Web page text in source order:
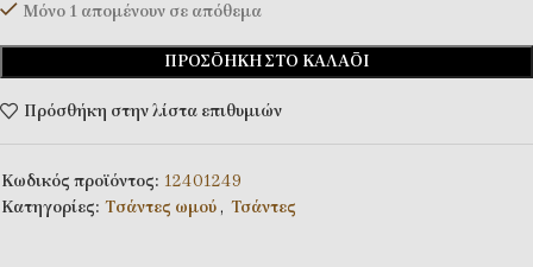
Μόνο 1 απομένουν σε απόθεμα
ΠΡΟΣΘΉΚΗ ΣΤΟ ΚΑΛΆΘΙ
Πρόσθήκη στην λίστα επιθυμιών
Κωδικός προϊόντος: 12401249
Κατηγορίες: Tσάντες ωμού, Τσάντες